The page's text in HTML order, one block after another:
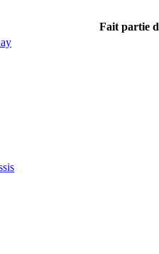
Fait partie